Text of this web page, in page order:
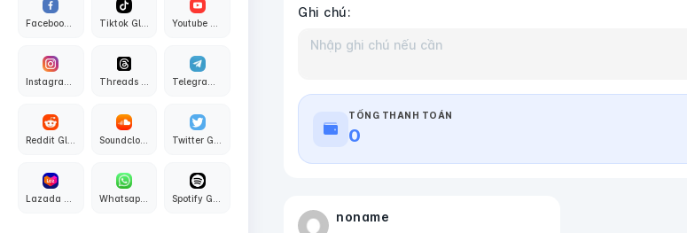
Soundcloud Global
Whatsapp Global
Ghi chú:
TỔNG THANH TOÁN
0
noname